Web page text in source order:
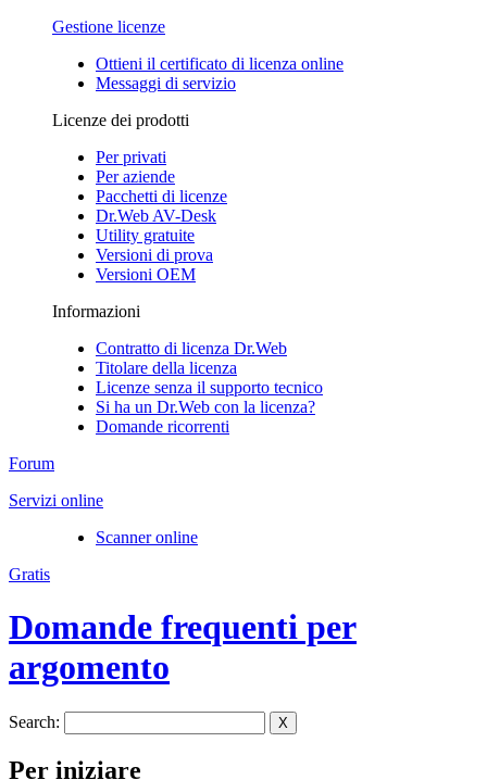
Gestione licenze
Ottieni il certificato di licenza online
Messaggi di servizio
Licenze dei prodotti
Per privati
Per aziende
Pacchetti di licenze
Dr.Web AV-Desk
Utility gratuite
Versioni di prova
Versioni OEM
Informazioni
Contratto di licenza Dr.Web
Titolare della licenza
Licenze senza il supporto tecnico
Si ha un Dr.Web con la licenza?
Domande ricorrenti
Forum
Servizi online
Scanner online
Gratis
Domande frequenti per
argomento
Search: X
Per iniziare